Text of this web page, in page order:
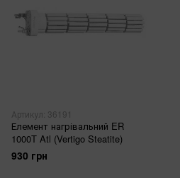
Артикул: 36191
Елемент нагрівальний ER
1000T Atl (Vertigo Steatite)
930 грн